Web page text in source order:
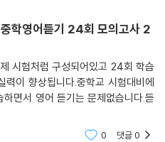
학영어듣기 24회 모의고사 2
시험처럼 구성되어있고 24회 학습
이 향상됩니다.중학교 시험대비에
면서 영어 듣기는 문제없습니다.듣
0 댓글0